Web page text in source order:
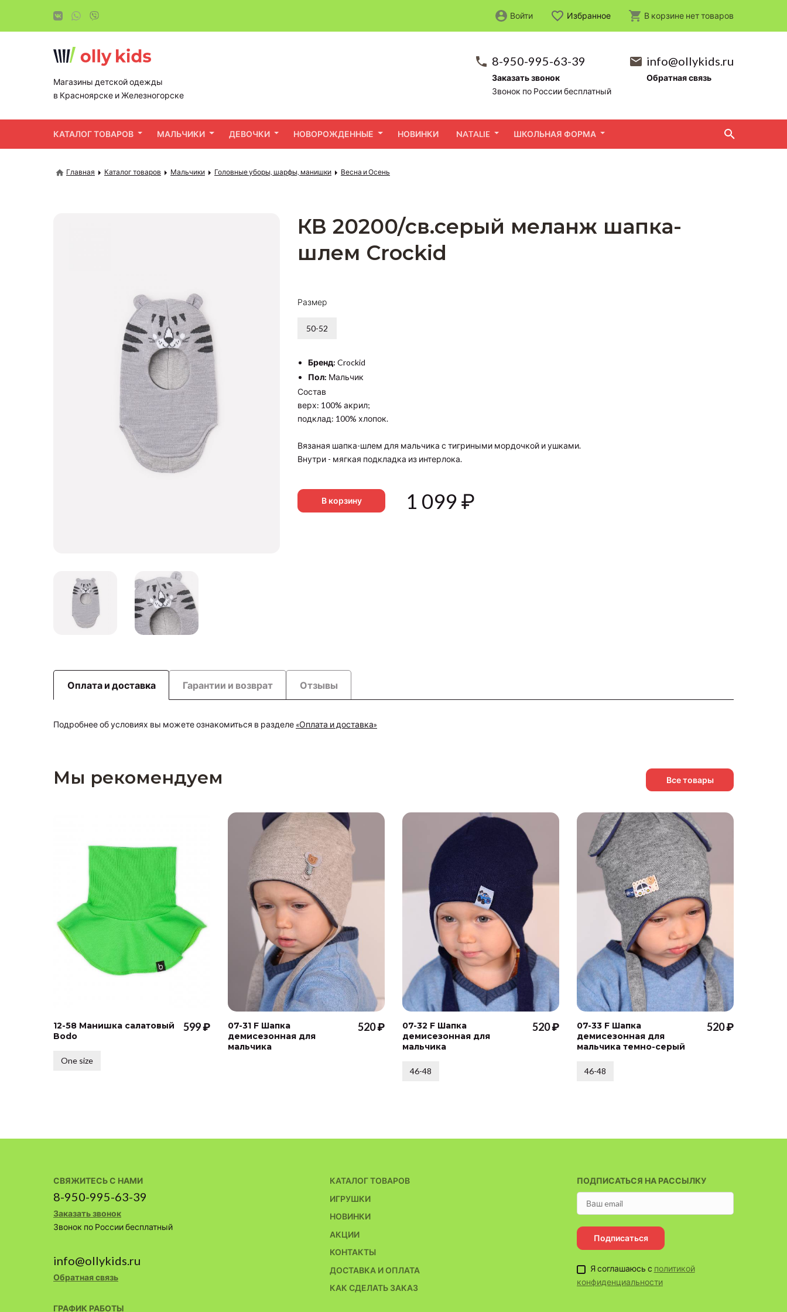
Магазины детской одежды
в Красноярске и Железногорске
8-950-995-63-39
Заказать звонок
Звонок по России бесплатный
info@ollykids.ru
Обратная связь
КАТАЛОГ ТОВАРОВ МАЛЬЧИКИ ДЕВОЧКИ НОВОРОЖДЕННЫЕ НОВИНКИ NATALIE ШКОЛЬНАЯ ФОРМА
Войти Избранное В корзине неттоваров
Главная Каталог товаров Мальчики Головные уборы, шарфы, манишки Весна и Осень
КВ 20200/св.серый меланж шапка-
шлем Crockid
Размер
50-52
Бренд: Crockid
Пол: Мальчик
Состав
верх: 100% акрил;
подклад: 100% хлопок.
Вязаная шапка-шлем для мальчика с тигриными мордочкой и ушками.
Внутри - мягкая подкладка из интерлока.
В корзину 1 099₽
Оплата и доставка Гарантии и возврат Отзывы
Подробнее об условиях вы можете ознакомиться в разделе «Оплата и доставка»
Мы рекомендуем Все товары
12-58 Манишка салатовый
Bodo
599 ₽
One size
07-31 F Шапка
демисезонная для
мальчика
520 ₽
07-32 F Шапка
демисезонная для
мальчика
520 ₽
46-48
07-33 F Шапка
демисезонная для
мальчика темно-серый
520 ₽
46-48
КАТАЛОГ ТОВАРОВ
ИГРУШКИ
НОВИНКИ
АКЦИИ
КОНТАКТЫ
ДОСТАВКА И ОПЛАТА
КАК СДЕЛАТЬ ЗАКАЗ
ПОДПИСАТЬСЯ НА РАССЫЛКУ
Подписаться
Я соглашаюсь с политикой
конфиденциальности
СВЯЖИТЕСЬ С НАМИ
8-950-995-63-39
Заказать звонок
Звонок по России бесплатный
info@ollykids.ru
Обратная связь
ГРАФИК РАБОТЫ